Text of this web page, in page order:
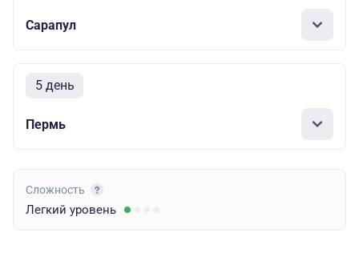
Сарапул
5 день
Пермь
Сложность
Легкий уровень